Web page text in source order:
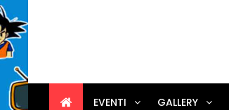
EVENTI GALLERY